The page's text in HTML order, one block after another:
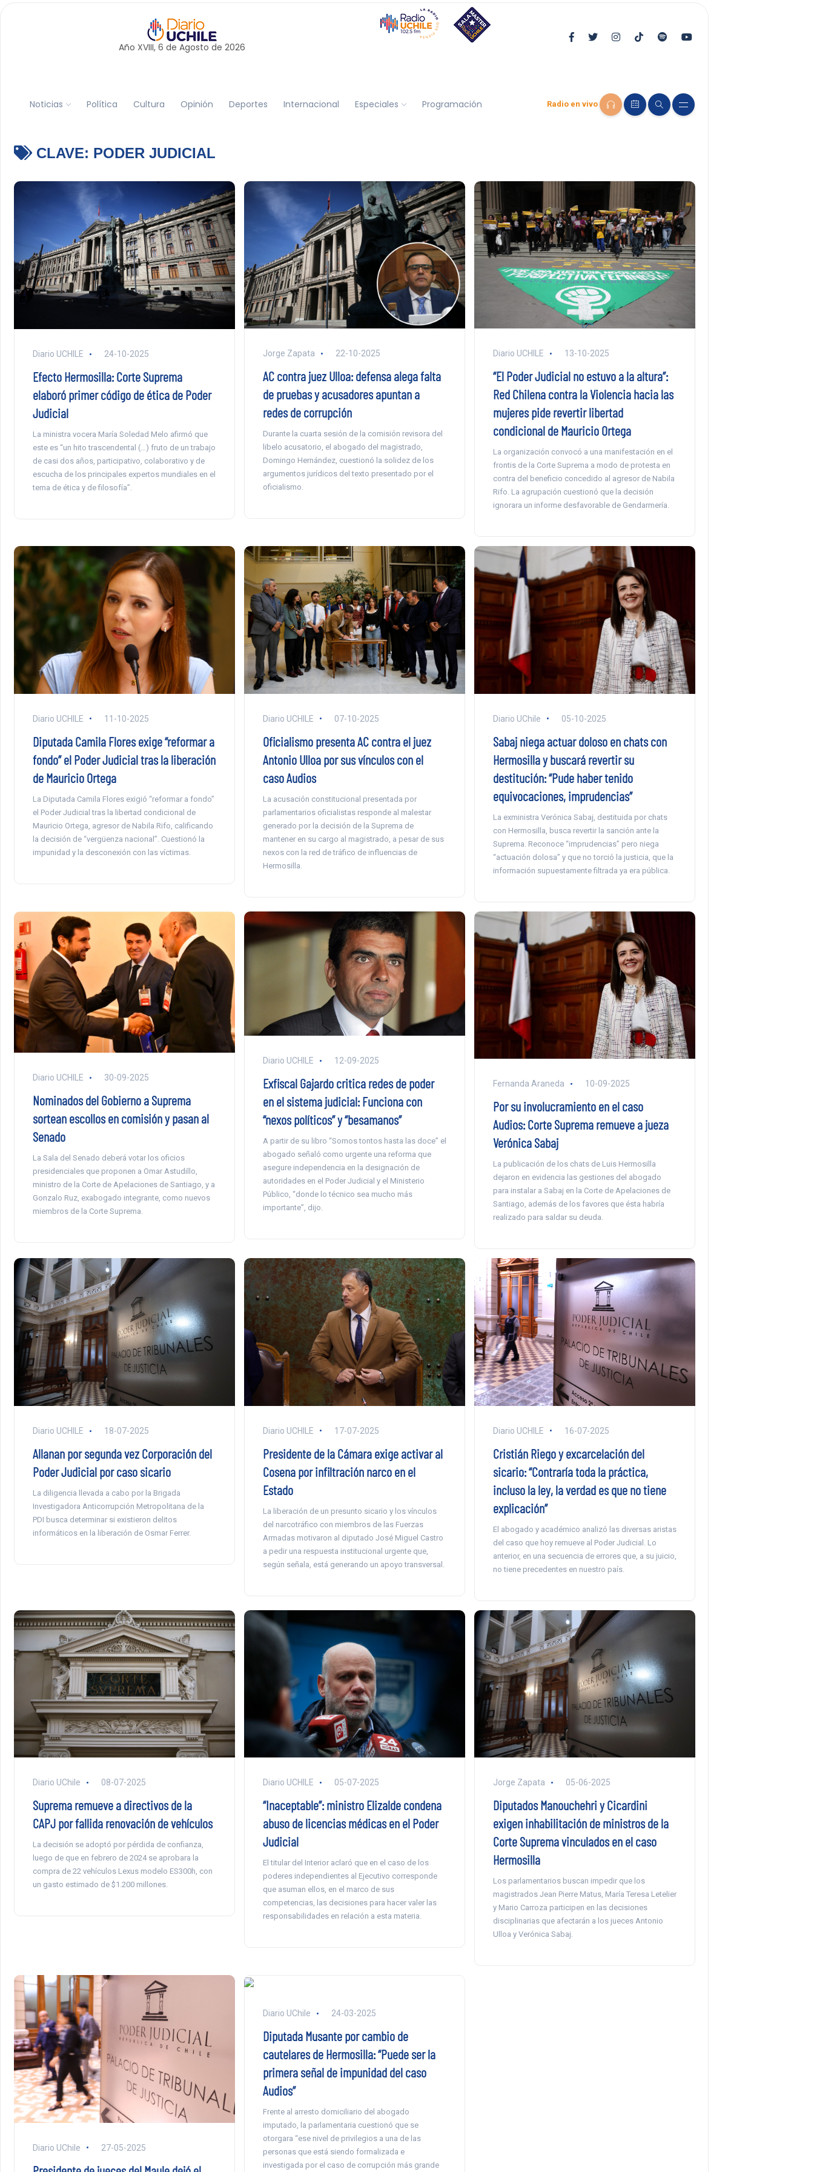
Año XVIII, 6 de Agosto de 2026
Noticias Política Cultura Opinión Deportes Internacional Especiales Programación Radio en vivo
CLAVE: PODER JUDICIAL
Diario UCHILE 24-10-2025
Efecto Hermosilla: Corte Suprema
elaboró primer código de ética de Poder
Judicial
La ministra vocera María Soledad Melo afirmó que
este es “un hito trascendental (…) fruto de un trabajo
de casi dos años, participativo, colaborativo y de
escucha de los principales expertos mundiales en el
tema de ética y de filosofía”.
Jorge Zapata 22-10-2025
AC contra juez Ulloa: defensa alega falta
de pruebas y acusadores apuntan a
redes de corrupción
Durante la cuarta sesión de la comisión revisora del
libelo acusatorio, el abogado del magistrado,
Domingo Hernández, cuestionó la solidez de los
argumentos jurídicos del texto presentado por el
oficialismo.
Diario UCHILE 13-10-2025
“El Poder Judicial no estuvo a la altura”:
Red Chilena contra la Violencia hacia las
mujeres pide revertir libertad
condicional de Mauricio Ortega
La organización convocó a una manifestación en el
frontis de la Corte Suprema a modo de protesta en
contra del beneficio concedido al agresor de Nabila
Rifo. La agrupación cuestionó que la decisión
ignorara un informe desfavorable de Gendarmería.
Diario UCHILE 11-10-2025
Diputada Camila Flores exige “reformar a
fondo” el Poder Judicial tras la liberación
de Mauricio Ortega
La Diputada Camila Flores exigió “reformar a fondo”
el Poder Judicial tras la libertad condicional de
Mauricio Ortega, agresor de Nabila Rifo, calificando
la decisión de “vergüenza nacional”. Cuestionó la
impunidad y la desconexión con las víctimas.
Diario UCHILE 07-10-2025
Oficialismo presenta AC contra el juez
Antonio Ulloa por sus vínculos con el
caso Audios
La acusación constitucional presentada por
parlamentarios oficialistas responde al malestar
generado por la decisión de la Suprema de
mantener en su cargo al magistrado, a pesar de sus
nexos con la red de tráfico de influencias de
Hermosilla.
Diario UChile 05-10-2025
Sabaj niega actuar doloso en chats con
Hermosilla y buscará revertir su
destitución: “Pude haber tenido
equivocaciones, imprudencias”
La exministra Verónica Sabaj, destituida por chats
con Hermosilla, busca revertir la sanción ante la
Suprema. Reconoce “imprudencias” pero niega
“actuación dolosa” y que no torció la justicia, que la
información supuestamente filtrada ya era pública.
Diario UCHILE 30-09-2025
Nominados del Gobierno a Suprema
sortean escollos en comisión y pasan al
Senado
La Sala del Senado deberá votar los oficios
presidenciales que proponen a Omar Astudillo,
ministro de la Corte de Apelaciones de Santiago, y a
Gonzalo Ruz, exabogado integrante, como nuevos
miembros de la Corte Suprema.
Diario UCHILE 12-09-2025
Exfiscal Gajardo critica redes de poder
en el sistema judicial: Funciona con
“nexos políticos” y “besamanos”
A partir de su libro “Somos tontos hasta las doce” el
abogado señaló como urgente una reforma que
asegure independencia en la designación de
autoridades en el Poder Judicial y el Ministerio
Público, “donde lo técnico sea mucho más
importante”, dijo.
Fernanda Araneda 10-09-2025
Por su involucramiento en el caso
Audios: Corte Suprema remueve a jueza
Verónica Sabaj
La publicación de los chats de Luis Hermosilla
dejaron en evidencia las gestiones del abogado
para instalar a Sabaj en la Corte de Apelaciones de
Santiago, además de los favores que ésta habría
realizado para saldar su deuda.
Diario UCHILE 18-07-2025
Allanan por segunda vez Corporación del
Poder Judicial por caso sicario
La diligencia llevada a cabo por la Brigada
Investigadora Anticorrupción Metropolitana de la
PDI busca determinar si existieron delitos
informáticos en la liberación de Osmar Ferrer.
Diario UCHILE 17-07-2025
Presidente de la Cámara exige activar al
Cosena por infiltración narco en el
Estado
La liberación de un presunto sicario y los vínculos
del narcotráfico con miembros de las Fuerzas
Armadas motivaron al diputado José Miguel Castro
a pedir una respuesta institucional urgente que,
según señala, está generando un apoyo transversal.
Diario UCHILE 16-07-2025
Cristián Riego y excarcelación del
sicario: “Contraría toda la práctica,
incluso la ley, la verdad es que no tiene
explicación”
El abogado y académico analizó las diversas aristas
del caso que hoy remueve al Poder Judicial. Lo
anterior, en una secuencia de errores que, a su juicio,
no tiene precedentes en nuestro país.
Diario UChile 08-07-2025
Suprema remueve a directivos de la
CAPJ por fallida renovación de vehículos
La decisión se adoptó por pérdida de confianza,
luego de que en febrero de 2024 se aprobara la
compra de 22 vehículos Lexus modelo ES300h, con
un gasto estimado de $1.200 millones.
Diario UCHILE 05-07-2025
“Inaceptable”: ministro Elizalde condena
abuso de licencias médicas en el Poder
Judicial
El titular del Interior aclaró que en el caso de los
poderes independientes al Ejecutivo corresponde
que asuman ellos, en el marco de sus
competencias, las decisiones para hacer valer las
responsabilidades en relación a esta materia.
Jorge Zapata 05-06-2025
Diputados Manouchehri y Cicardini
exigen inhabilitación de ministros de la
Corte Suprema vinculados en el caso
Hermosilla
Los parlamentarios buscan impedir que los
magistrados Jean Pierre Matus, María Teresa Letelier
y Mario Carroza participen en las decisiones
disciplinarias que afectarán a los jueces Antonio
Ulloa y Verónica Sabaj.
Diario UChile 27-05-2025
Diario UChile 24-03-2025
Diputada Musante por cambio de
cautelares de Hermosilla: “Puede ser la
primera señal de impunidad del caso
Audios”
Frente al arresto domiciliario del abogado
imputado, la parlamentaria cuestionó que se
otorgara “ese nivel de privilegios a una de las
personas que está siendo formalizada e
investigada por el caso de corrupción más grande